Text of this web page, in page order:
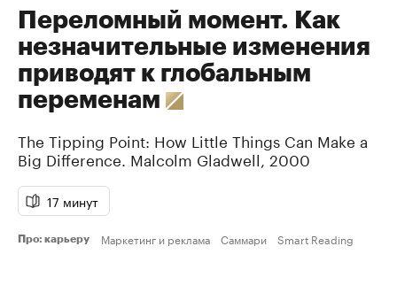
Переломный момент. Как
незначительные изменения
приводят к глобальным
переменам
The Tipping Point: How Little Things Can Make a
Big Difference. Malcolm Gladwell ,2000
17 минут
Про: карьеру Маркетинг и реклама Саммари Smart Reading